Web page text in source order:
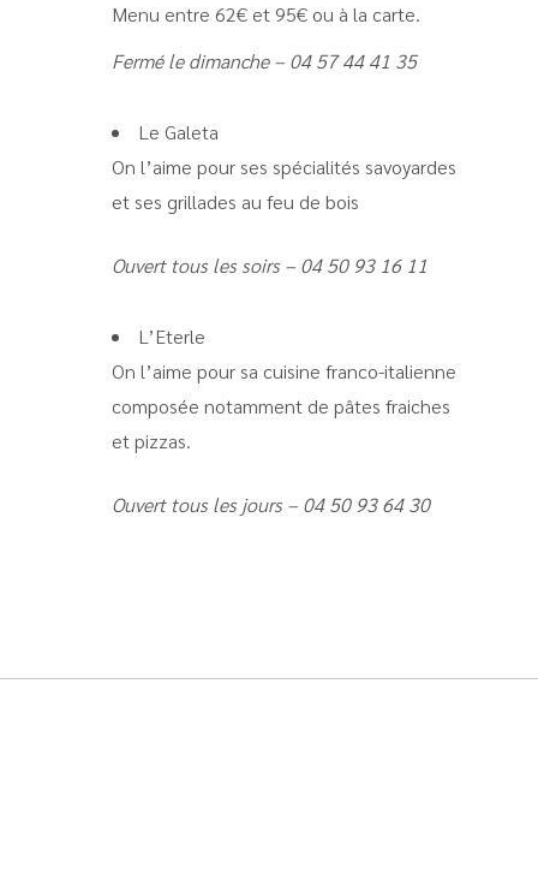
Menu entre 62€ et 95€ ou à la carte.
Fermé le dimanche – 04 57 44 41 35
Le Galeta
On l’aime pour ses spécialités savoyardes
et ses grillades au feu de bois
Ouvert tous les soirs – 04 50 93 16 11
L’Eterle
On l’aime pour sa cuisine franco-italienne
composée notamment de pâtes fraiches
et pizzas.
Ouvert tous les jours – 04 50 93 64 30